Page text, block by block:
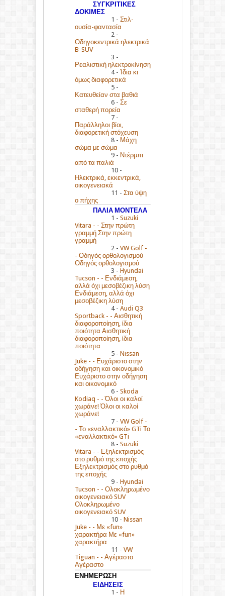
ΣΥΓΚΡΙΤΙΚΕΣ
ΔΟΚΙΜΕΣ
1 - Στιλ-
ουσία-φαντασία
2 -
Οδηγοκεντρικά ηλεκτρικά
B-SUV
3 -
Ρεαλιστική ηλεκτροκίνηση
4 - Ίδια κι
όμως διαφορετικά
5 -
Κατευθείαν στα βαθιά
6 - Σε
σταθερή πορεία
7 -
Παράλληλοι βίοι,
διαφορετική στόχευση
8 - Μάχη
σώμα με σώμα
9 - Ντέρμπι
από τα παλιά
10 -
Ηλεκτρικά, εκκεντρικά,
οικογενειακά
11 - Στα ύψη
ο πήχης
ΠΑΛΙΑ ΜΟΝΤΕΛΑ
1 - Suzuki
Vitara - - Στην πρώτη
γραμμή Στην πρώτη
γραμμή
2 - VW Golf -
- Οδηγός ορθολογισμού
Οδηγός ορθολογισμού
3 - Hyundai
Tucson - - Ενδιάμεση,
αλλά όχι μεσοβέζικη λύση
Ενδιάμεση, αλλά όχι
μεσοβέζικη λύση
4 - Audi Q3
Sportback - - Αισθητική
διαφοροποίηση, ίδια
ποιότητα Αισθητική
διαφοροποίηση, ίδια
ποιότητα
5 - Nissan
Juke - - Ευχάριστο στην
οδήγηση και οικονομικό
Ευχάριστο στην οδήγηση
και οικονομικό
6 - Skoda
Kodiaq - - Όλοι οι καλοί
χωράνε! Όλοι οι καλοί
χωράνε!
7 - VW Golf -
- Το «εναλλακτικό» GTi Το
«εναλλακτικό» GTi
8 - Suzuki
Vitara - - Εξηλεκτρισμός
στο ρυθμό της εποχής
Εξηλεκτρισμός στο ρυθμό
της εποχής
9 - Hyundai
Tucson - - Ολοκληρωμένο
οικογενειακό SUV
Ολοκληρωμένο
οικογενειακό SUV
10 - Nissan
Juke - - Με «fun»
χαρακτήρα Με «fun»
χαρακτήρα
11 - VW
Tiguan - - Αγέραστο
Αγέραστο
ΕΝΗΜΕΡΩΣΗ
ΕΙΔΗΣΕΙΣ
1 - Η